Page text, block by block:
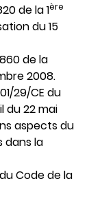
de la 1ère
du 15
de la
2008.
29/CE du
du 22 mai
aspects du
dans la
Code de la